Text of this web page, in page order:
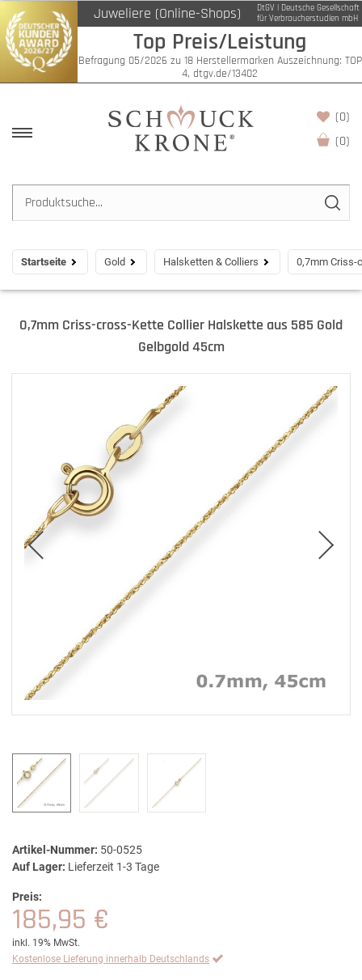
Juweliere (Online-Shops)
DtGV | Deutsche Gesellschaft
für Verbraucherstudien mbH
Top Preis/Leistung
Befragung 05/2026 zu 18 Herstellermarken Auszeichnung: TOP
4, dtgv.de/13402
(0)
(0)
Startseite Gold Halsketten & Colliers 0,7mm Criss-
0,7mm Criss-cross-Kette Collier Halskette aus 585 Gold
Gelbgold 45cm
Artikel-Nummer: 50-0525
Auf Lager: Lieferzeit 1-3 Tage
Preis:
185,95 €
inkl. 19% MwSt.
Kostenlose Lieferung innerhalb Deutschlands